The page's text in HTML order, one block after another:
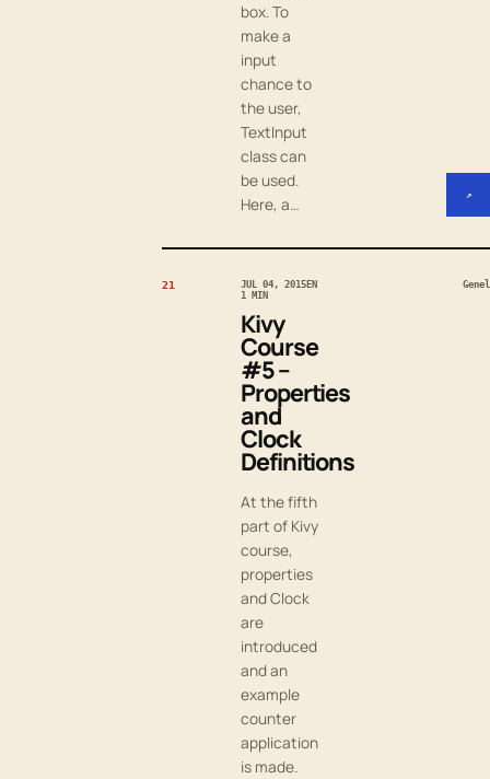
box. To
make a
input
chance to
the user,
TextInput
class can
be used.
Here, a…
↗
21 JUL 04, 2015 EN
1 MIN
Kivy
Course
#5 –
Properties
and
Clock
Definitions
At the fifth
part of Kivy
course,
properties
and Clock
are
introduced
and an
example
counter
application
is made.
Genel